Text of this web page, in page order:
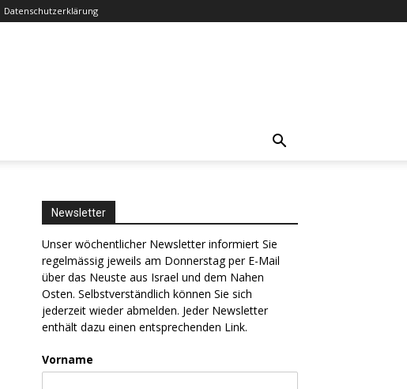
Datenschutzerklärung
Newsletter
Unser wöchentlicher Newsletter informiert Sie
regelmässig jeweils am Donnerstag per E-Mail
über das Neuste aus Israel und dem Nahen
Osten. Selbstverständlich können Sie sich
jederzeit wieder abmelden. Jeder Newsletter
enthält dazu einen entsprechenden Link.
Vorname